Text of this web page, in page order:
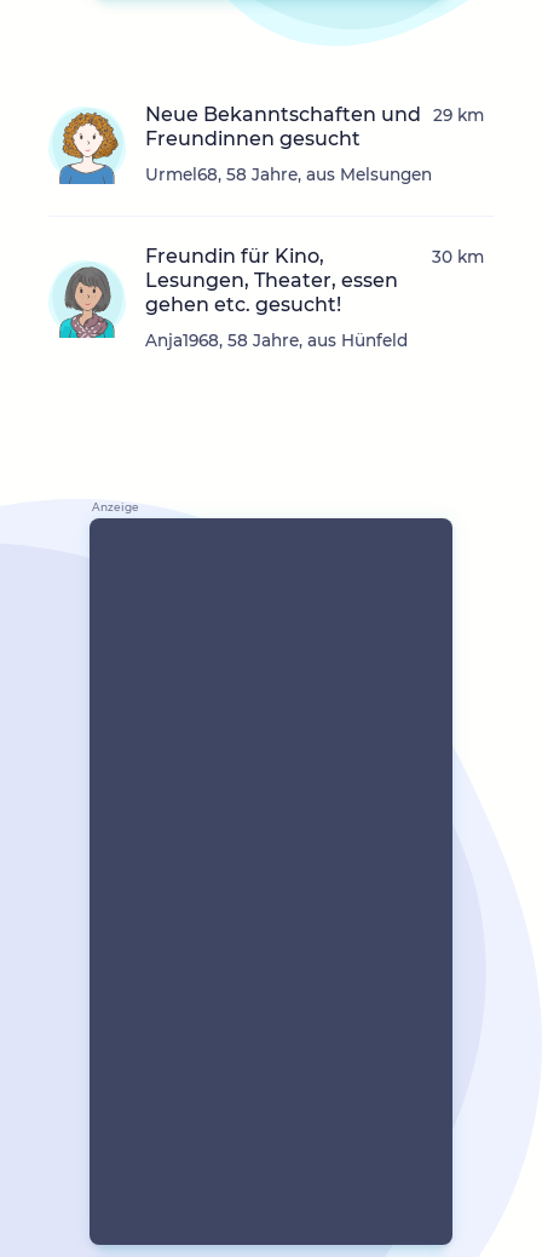
Neue Bekanntschaften und
Freundinnen gesucht
Urmel68, 58 Jahre, aus Melsungen
29 km
Freundin für Kino,
Lesungen, Theater, essen
gehen etc. gesucht!
Anja1968, 58 Jahre, aus Hünfeld
30 km